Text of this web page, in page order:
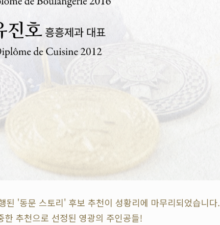
된 '동문 스토리' 후보 추천이 성황리에 마무리되었습니다.
한 추천으로 선정된 영광의 주인공들!